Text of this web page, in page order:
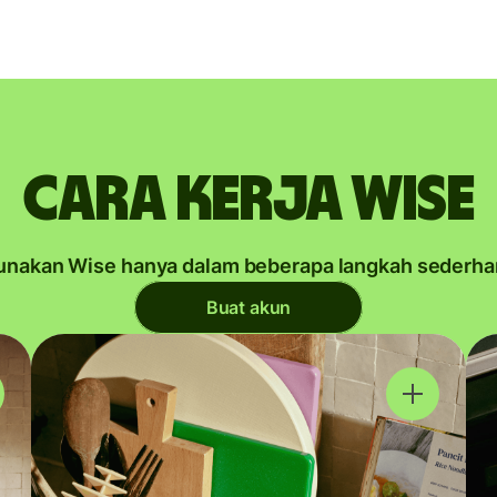
Cara kerja Wise
Wise hanya dalam beberapa langkah
Buat akun